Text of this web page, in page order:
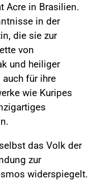
Acre in Brasilien.
in der
die sie zur
von
und heiliger
für ihre
wie Kuripes
das Volk der
zur
widerspiegelt.